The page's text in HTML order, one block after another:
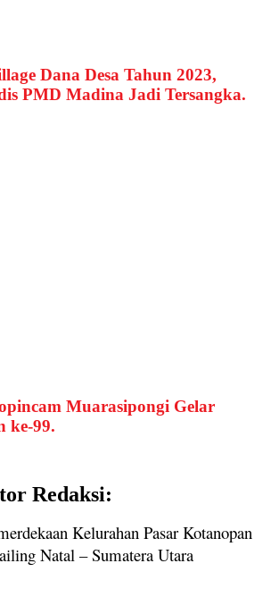
Dana Desa Tahun 2023,
PMD Madina Jadi Tersangka.
Muarasipongi Gelar
ke-99.
Redaksi:
Kelurahan Pasar Kotanopan
Natal – Sumatera Utara